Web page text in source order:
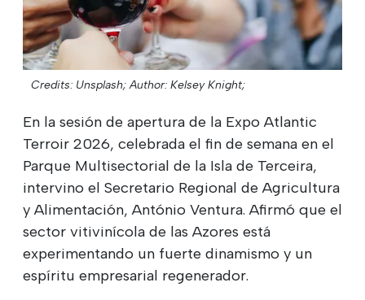
Credits: Unsplash; Author: Kelsey Knight;
En la sesión de apertura de la Expo Atlantic
Terroir 2026, celebrada el fin de semana en el
Parque Multisectorial de la Isla de Terceira,
intervino el Secretario Regional de Agricultura
y Alimentación, António Ventura. Afirmó que el
sector vitivinícola de las Azores está
experimentando un fuerte dinamismo y un
espíritu empresarial regenerador.